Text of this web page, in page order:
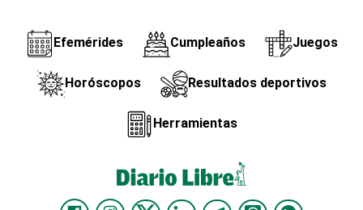
Efemérides Cumpleaños Juegos
Horóscopos Resultados deportivos
Herramientas